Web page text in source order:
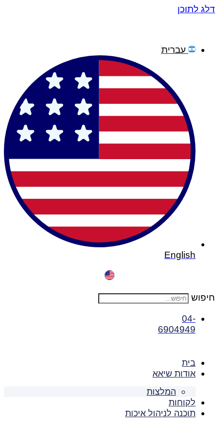
דלג לתוכן
עברית
English
חיפוש
04-
6904949
בית
אודות שיאא
המלצות
לקוחות
תוכנה לניהול איכות